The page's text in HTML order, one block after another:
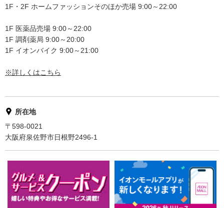
1F・2F ホームファッションそのほか売場 9:00～22:00
1F 医薬品売場 9:00～22:00
1F 調剤薬局 9:00～20:00
1F イオンバイク 9:00～21:00
※詳しくはこちら
所在地
〒598-0021
大阪府泉佐野市日根野2496-1